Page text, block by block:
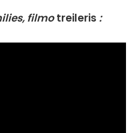
filmotreileris :